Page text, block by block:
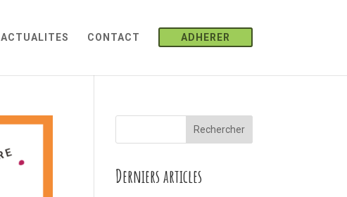
ACTUALITES CONTACT ADHERER
Rechercher
Derniers articles